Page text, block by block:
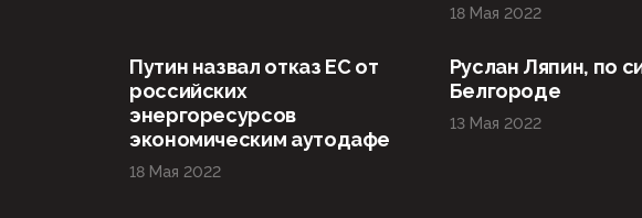
18 Мая 2022
Путин назвал отказ ЕС от
российских
энергоресурсов
экономическим аутодафе
18 Мая 2022
Руслан Ляпин, по
Белгороде
13 Мая 2022